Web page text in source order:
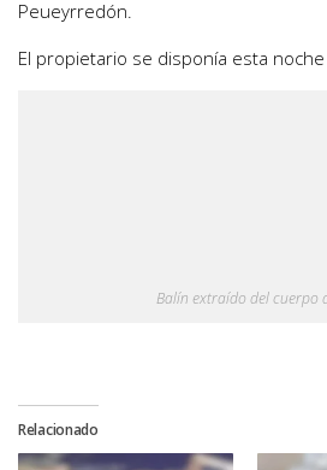
Peueyrredón.
El propietario se disponía esta
Balín extraído del cuerpo
Relacionado